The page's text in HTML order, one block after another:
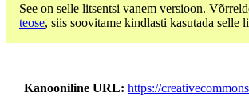
See on selle litsentsi vanem versioon.
teose, siis soovitame kindlasti kasutada selle
Kanooniline URL https://